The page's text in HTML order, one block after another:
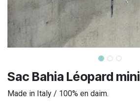
Sac Bahia Léopard mini
Made in Italy / 100% en daim.